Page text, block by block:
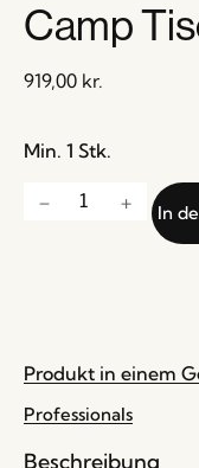
Camp
919,00 kr.
Min. 1 Stk.
In
Produkt in einem
Professionals
Beschreibung